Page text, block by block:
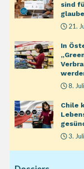
sind
21.
In
8.
Chile
3.